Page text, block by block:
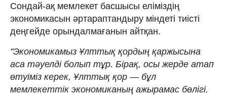
Сондай-ақ мемлекет басшысы еліміздің
экономикасын әртараптандыру міндеті тиісті
деңгейде орындалмағанын айтқан.
"Экономикамыз Ұлттық қордың қаржысына
аса тәуелді болып тұр. Бірақ, осы жерде атап
өтуіміз керек, Ұлттық қор — бұл
мемлекеттік экономиканың ажырамас бөлігі.